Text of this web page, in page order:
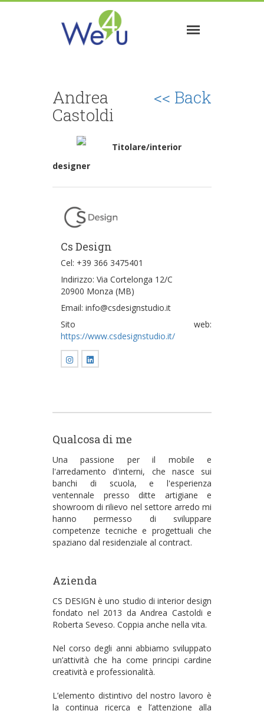
<< Back
Andrea
Castoldi
Titolare/interior
designer
Cs Design
Cel: +39 366 3475401
Indirizzo: Via Cortelonga 12/C
20900 Monza (MB)
Email: info@csdesignstudio.it
Sito web:
https://www.csdesignstudio.it/
Qualcosa di me
Una passione per il mobile e
l'arredamento d'interni, che nasce sui
banchi di scuola, e l'esperienza
ventennale presso ditte artigiane e
showroom di rilievo nel settore arredo mi
hanno permesso di sviluppare
competenze tecniche e progettuali che
spaziano dal residenziale al contract.
Azienda
CS DESIGN è uno studio di interior design
fondato nel 2013 da Andrea Castoldi e
Roberta Seveso. Coppia anche nella vita.
Nel corso degli anni abbiamo sviluppato
un’attività che ha come principi cardine
creatività e professionalità.
L’elemento distintivo del nostro lavoro è
la continua ricerca e l’attenzione alla